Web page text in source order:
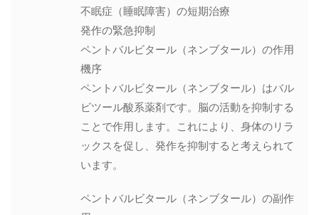
不眠症（睡眠障害）の短期治療
発作の緊急抑制
ペントバルビタール（ネンブタール）の作用
機序
ペントバルビタール（ネンブタール）はバル
ビツール酸系薬剤です。脳の活動を抑制する
ことで作用します。これにより、身体のリラ
ックスを促し、発作を抑制すると考えられて
います。
ペントバルビタール（ネンブタール）の副作